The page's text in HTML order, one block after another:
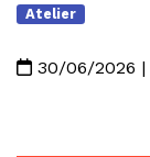
Atelier
30/06/2026 |